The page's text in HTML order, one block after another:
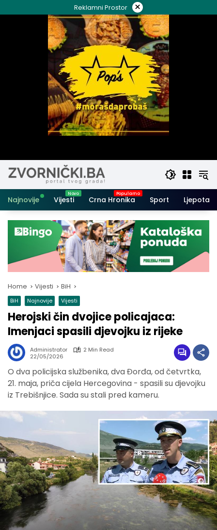
to
Reklamni Prostor ×
Najnovije Vijesti Crna Hronika Sport Ljepota i
Home Vijesti BiH
BiH Najnovije Vijesti
Herojski čin dvojice policajaca:
Imenjaci spasili djevojku iz rijeke
Administrator
2 Min Read
22/05/2026
O dva policijska službenika, dva Đorđa, od četvrtka,
21. maja, priča cijela Hercegovina - spasili su djevojku
iz Trebišnjice. Sada su stali pred kameru.